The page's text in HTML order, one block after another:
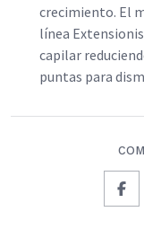
crecimiento. El
línea
capilar
puntas para